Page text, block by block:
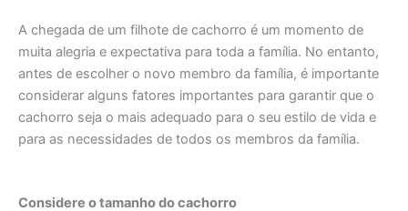
A chegada de um filhote de cachorro é um momento de
muita alegria e expectativa para toda a família. No entanto,
antes de escolher o novo membro da família, é importante
considerar alguns fatores importantes para garantir que o
cachorro seja o mais adequado para o seu estilo de vida e
para as necessidades de todos os membros da família.
Considere o tamanho do cachorro